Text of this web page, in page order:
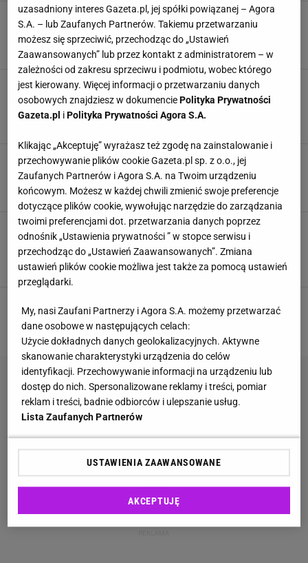
Nawet 4134 zł miesięcznie. O wysokości
świadczenia decydują punkty
NIEPEŁNOSPRAWNI PIENIĄDZE PRZEPISY ŚWIADCZENIA
Orzeczenie o niepełnosprawności. Nadchodzą
ważne zmiany. Już za kilka dni będzie łatwiej
NIEPEŁNOSPRAWNI OSOBY Z NIEPEŁNOSPRAWNOŚCIAMI
Cierpisz na te choroby? Może ci przysługiwać
orzeczenie o niepełnosprawności. To zdecyduje
NIEPEŁNOSPRAWNI ORZECZENIE PIENIĄDZE PRZEPISY
Te osoby będą mogły starać się o
dofinansowanie samochodu. To nawet 185 tys.
złotych
DOFINANSOWANIE KIEROWCY NIEPEŁNOSPRAWNI PFRON
2 3 4
uzasadniony interes Gazeta.pl, jej spółki powiązanej – Agora
S.A. – lub Zaufanych Partnerów. Takiemu przetwarzaniu
możesz się sprzeciwić, przechodząc do „Ustawień
Zaawansowanych” lub przez kontakt z administratorem – w
zależności od zakresu sprzeciwu i podmiotu, wobec którego
jest kierowany. Więcej informacji o przetwarzaniu danych
osobowych znajdziesz w dokumenciePolityka Prywatności
Gazeta.pl iPolityka Prywatności Agora S.A.
Klikając „Akceptuję” wyrażasz też zgodę na zainstalowanie i
przechowywanie plików cookie Gazeta.pl sp. z o.o., jej
Zaufanych Partnerów i Agora S.A. na Twoim urządzeniu
końcowym. Możesz w każdej chwili zmienić swoje preferencje
dotyczące plików cookie, wywołując narzędzie do zarządzania
twoimi preferencjami dot. przetwarzania danych poprzez
odnośnik „Ustawienia prywatności ” w stopce serwisu i
przechodząc do „Ustawień Zaawansowanych”. Zmiana
ustawień plików cookie możliwa jest także za pomocą ustawień
przeglądarki.
My, nasi Zaufani Partnerzy i Agora S.A. możemy przetwarzać
dane osobowe w następujących celach:
Użycie dokładnych danych geolokalizacyjnych. Aktywne
skanowanie charakterystyki urządzenia do celów
identyfikacji. Przechowywanie informacji na urządzeniu lub
dostęp do nich. Spersonalizowane reklamy i treści, pomiar
reklam i treści, badnie odbiorców i ulepszanie usług.
Lista Zaufanych Partnerów
USTAWIENIA ZAAWANSOWANE
AKCEPTUJĘ